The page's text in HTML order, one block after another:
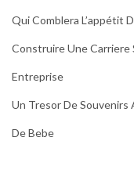
Qui Comblera L’appétit
Construire Une Carriere
Entreprise
Un Tresor De Souvenirs
De Bebe